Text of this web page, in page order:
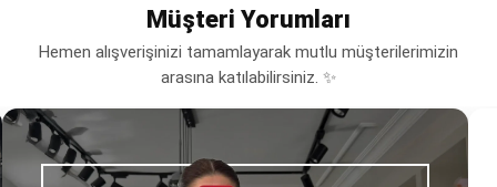
Müşteri Yorumları
Hemen alışverişinizi tamamlayarak mutlu müşterilerimizin
arasına katılabilirsiniz. ✨